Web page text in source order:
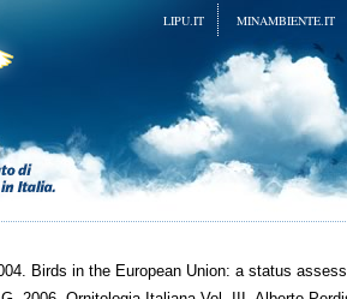
MINAMBIENTE.IT
LIPU.IT
Birds in the European Union: a status